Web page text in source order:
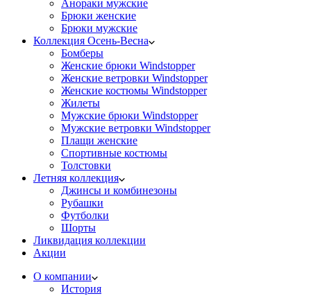
Анораки мужские
Брюки женские
Брюки мужские
Коллекция Осень-Весна
Бомберы
Женские брюки Windstopper
Женские ветровки Windstopper
Женские костюмы Windstopper
Жилеты
Мужские брюки Windstopper
Мужские ветровки Windstopper
Плащи женские
Спортивные костюмы
Толстовки
Летняя коллекция
Джинсы и комбинезоны
Рубашки
Футболки
Шорты
Ликвидация коллекции
Акции
О компании
История